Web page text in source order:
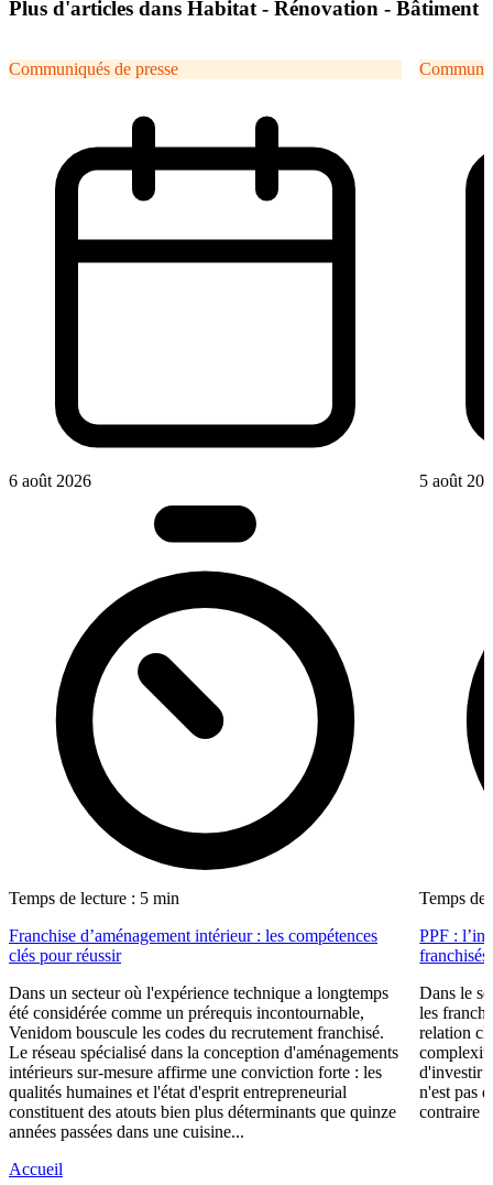
Plus d'articles dans Habitat - Rénovation - Bâtiment
Communiqués de presse
6 août 2026
Temps de lecture : 5 min
Franchise d’aménagement intérieur : les compétences
clés pour réussir
Dans un secteur où l'expérience technique a longtemps
été considérée comme un prérequis incontournable,
Venidom bouscule les codes du recrutement franchisé.
Le réseau spécialisé dans la conception d'aménagements
intérieurs sur-mesure affirme une conviction forte : les
qualités humaines et l'état d'esprit entrepreneurial
constituent des atouts bien plus déterminants que quinze
années passées dans une cuisine...
5 août
Temps de
PPF :
franchisés
Dans le
les
relation
d'investir
n'est pas
contraire
Accueil